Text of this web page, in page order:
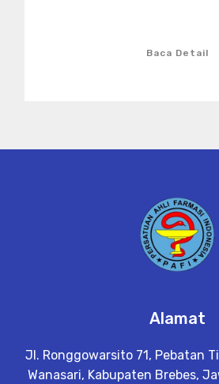
Baca Detail
Alamat
Jl. Ronggowarsito 71, Pebatan
Wanasari, Kabupaten Brebes,